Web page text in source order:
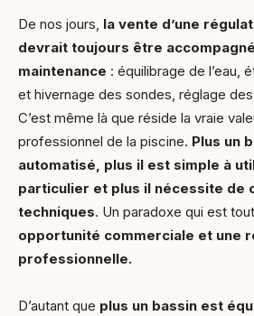
De nos jours, la vente d’une
devrait toujours être
maintenance : équilibrage de l’eau,
et hivernage des sondes, réglage
C’est même là que réside la vraie
professionnel de la piscine. Plus un
automatisé, plus il est simple à
particulier et plus il nécessite de
techniques. Un paradoxe qui est
opportunité commerciale et une
professionnelle.
D’autant que plus un bassin est